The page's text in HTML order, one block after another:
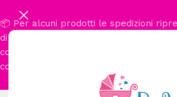
📦 Per alcuni prodotti le spedizioni
di settembre. Per conoscere con
consegna del prodotto di suo interesse,
contattarci al